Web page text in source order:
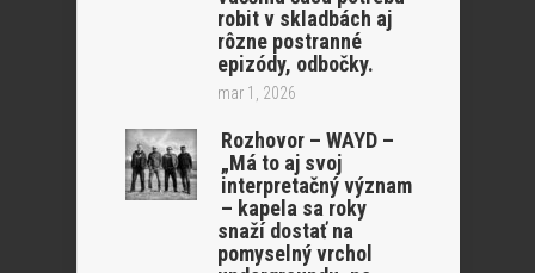
robit v skladbách aj
rôzne postranné
epizódy, odbočky.
mar 1, 2026
Rozhovor – WAYD –
„Má to aj svoj
interpretačný význam
– kapela sa roky
snaží dostať na
pomyselný vrchol